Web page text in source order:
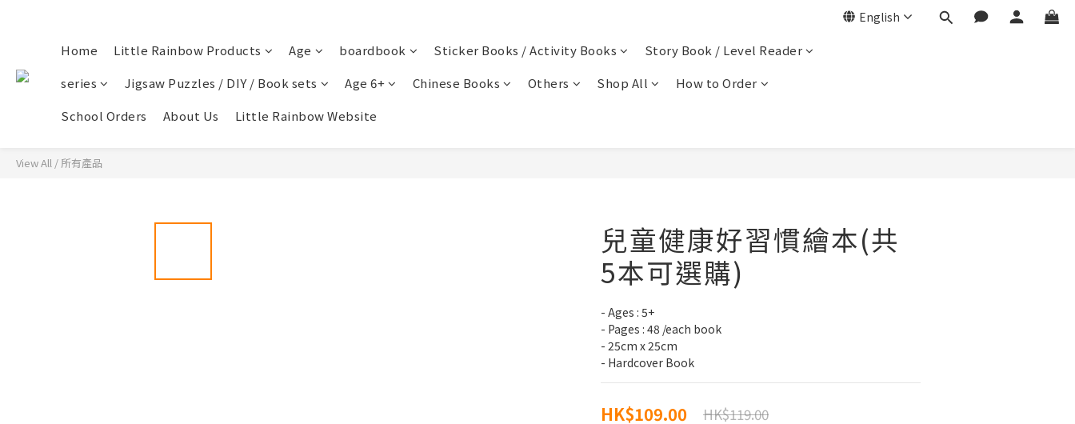
English
Home Little Rainbow Products Age boardbook Sticker Books / Activity Books
Story Book / Level Reader
series
Jigsaw Puzzles / DIY / Book sets Age 6+ Chinese Books Others Shop All
How to Order
School Orders
About Us Little Rainbow Website
View All / 所有產品
兒童健康好習慣繪本(共
5本可選購)
- Ages : 5+
- Pages : 48 /each book
- 25cm x 25cm
- Hardcover Book
HK$119.00
HK$109.00